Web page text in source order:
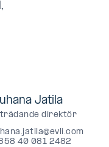
Jatila
direktör
40 081 2482